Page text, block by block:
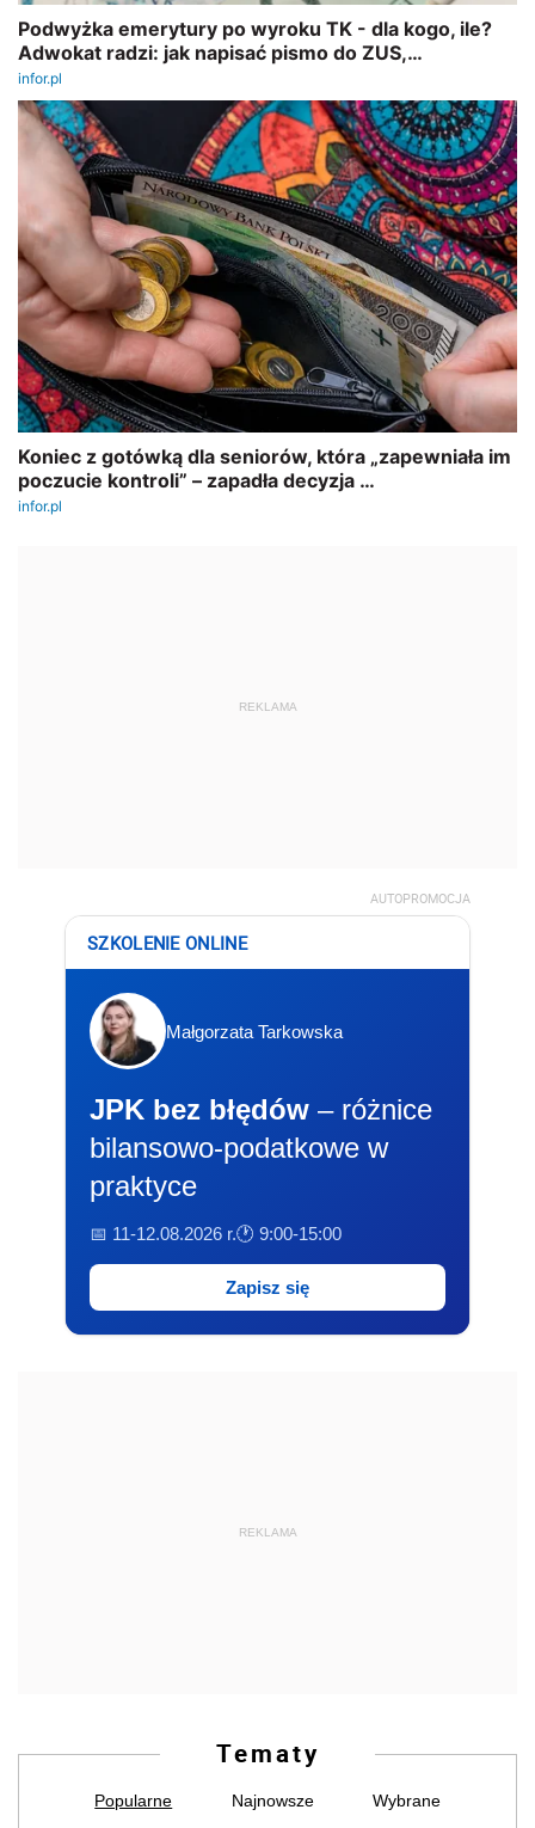
REKLAMA
AUTOPROMOCJA
SZKOLENIE ONLINE
Małgorzata Tarkowska
JPK bez błędów – różnice
bilansowo-podatkowe w
praktyce
📅 11-12.08.2026 r.🕐 9:00-15:00
Zapisz się
REKLAMA
Tematy
Popularne Najnowsze Wybrane